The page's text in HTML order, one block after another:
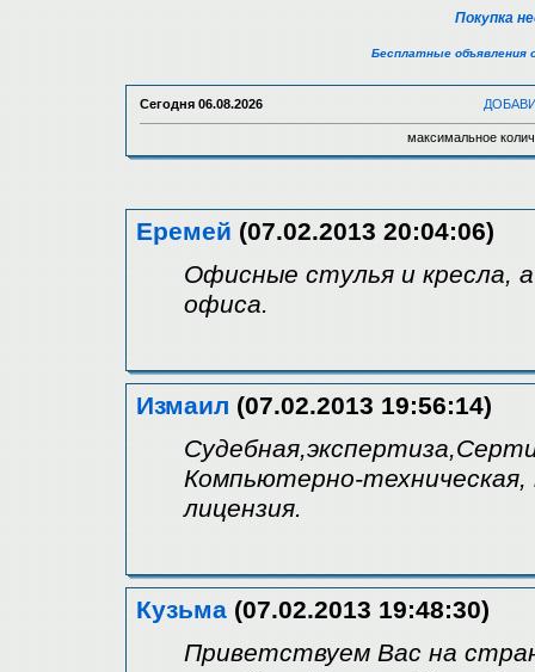
Покупка
Бесплатные объявления
Сегодня 06.08.2026
максимальное
Еремей (07.02.2013 20:04:06)
Офисные стулья и кресла,
офиса.
Измаил (07.02.2013 19:56:14)
Компьютерно-
лицензия.
Кузьма (07.02.2013 19:48:30)
Приветствуем Вас на